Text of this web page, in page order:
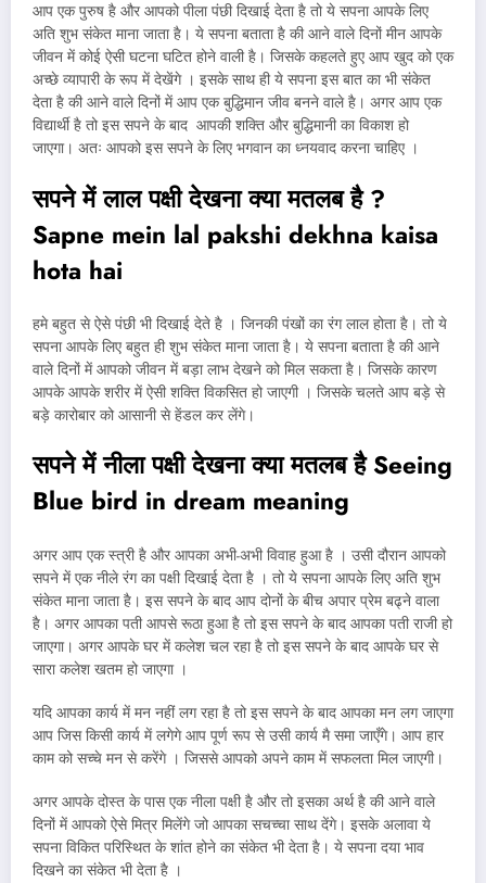
आप एक पुरुष है और आपको पीला पंछी दिखाई देता है तो ये सपना आपके लिए
अति शुभ संकेत माना जाता है। ये सपना बताता है की आने वाले दिनों मीन आपके
जीवन में कोई ऐसी घटना घटित होने वाली है। जिसके कहलते हुए आप खुद को एक
अच्छे व्यापारी के रूप में देखेंगे । इसके साथ ही ये सपना इस बात का भी संकेत
देता है की आने वाले दिनों में आप एक बुद्धिमान जीव बनने वाले है। अगर आप एक
विद्यार्थी है तो इस सपने के बाद आपकी शक्ति और बुद्धिमानी का विकाश हो
जाएगा। अतः आपको इस सपने के लिए भगवान का ध्नयवाद करना चाहिए ।
सपने में लाल पक्षी देखना क्या मतलब है ?
Sapne mein lal pakshi dekhna kaisa
hota hai
हमे बहुत से ऐसे पंछी भी दिखाई देते है । जिनकी पंखों का रंग लाल होता है। तो ये
सपना आपके लिए बहुत ही शुभ संकेत माना जाता है। ये सपना बताता है की आने
वाले दिनों में आपको जीवन में बड़ा लाभ देखने को मिल सकता है। जिसके कारण
आपके आपके शरीर में ऐसी शक्ति विकसित हो जाएगी । जिसके चलते आप बड़े से
बड़े कारोबार को आसानी से हेंडल कर लेंगे।
सपने में नीला पक्षी देखना क्या मतलब हैSeeing
Blue bird in dream meaning
अगर आप एक स्त्री है और आपका अभी-अभी विवाह हुआ है । उसी दौरान आपको
सपने में एक नीले रंग का पक्षी दिखाई देता है । तो ये सपना आपके लिए अति शुभ
संकेत माना जाता है। इस सपने के बाद आप दोनों के बीच अपार प्रेम बढ्ने वाला
है। अगर आपका पती आपसे रूठा हुआ है तो इस सपने के बाद आपका पती राजी हो
जाएगा। अगर आपके घर में कलेश चल रहा है तो इस सपने के बाद आपके घर से
सारा कलेश खतम हो जाएगा ।
यदि आपका कार्य में मन नहीं लग रहा है तो इस सपने के बाद आपका मन लग जाएगा
आप जिस किसी कार्य में लगेगे आप पूर्ण रूप से उसी कार्य मै समा जाएँगे। आप हार
काम को सच्चे मन से करेंगे । जिससे आपको अपने काम में सफलता मिल जाएगी।
अगर आपके दोस्त के पास एक नीला पक्षी है और तो इसका अर्थ है की आने वाले
दिनों में आपको ऐसे मित्र मिलेंगे जो आपका सचच्चा साथ देंगे। इसके अलावा ये
सपना विकित परिस्थित के शांत होने का संकेत भी देता है। ये सपना दया भाव
दिखने का संकेत भी देता है ।